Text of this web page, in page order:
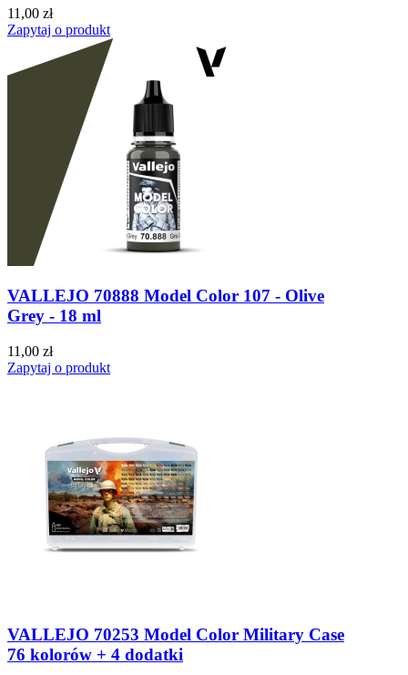
11,00 zł
Zapytaj o produkt
VALLEJO 70888 Model Color 107 - Olive
Grey - 18 ml
11,00 zł
Zapytaj o produkt
VALLEJO 70253 Model Color Military Case
76 kolorów + 4 dodatki